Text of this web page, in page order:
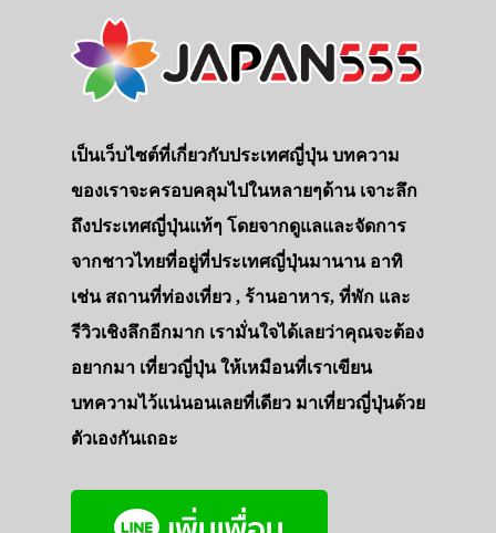
เป็นเว็บไซต์ที่เกี่ยวกับประเทศญี่ปุ่น บทความ
ของเราจะครอบคลุมไปในหลายๆด้าน เจาะลึก
ถึงประเทศญี่ปุ่นแท้ๆ โดยจากดูแลและจัดการ
จากชาวไทยที่อยู่ที่ประเทศญี่ปุ่นมานาน อาทิ
เช่น สถานที่ท่องเที่ยว , ร้านอาหาร, ที่พัก และ
รีวิวเชิงลึกอีกมาก เรามั่นใจได้เลยว่าคุณจะต้อง
อยากมา เที่ยวญี่ปุ่น ให้เหมือนที่เราเขียน
บทความไว้แน่นอนเลยที่เดียว มาเที่ยวญี่ปุ่นด้วย
ตัวเองกันเถอะ